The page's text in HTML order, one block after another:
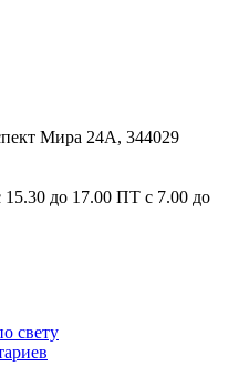
Мира 24А, 344029
до 17.00 ПТ с 7.00 до
свету